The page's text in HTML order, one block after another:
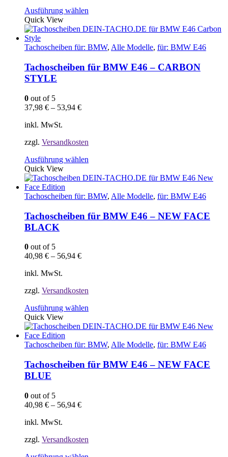
Ausführung wählen
weist
Varianten
Die
Optionen
Quick View
Tachoscheiben für: BMW, Alle Modelle, für: BMW E46
Tachoscheiben für BMW E46 – CARBON
STYLE
0 out of 5
37,98 € – 53,94 €
inkl. MwSt.
zzgl. Versandkosten
Ausführung wählen
weist
Varianten
Die
Optionen
Quick View
Tachoscheiben für: BMW, Alle Modelle, für: BMW E46
Tachoscheiben für BMW E46 – NEW FACE
BLACK
0 out of 5
40,98 € – 56,94 €
inkl. MwSt.
zzgl. Versandkosten
Ausführung wählen
weist
Varianten
Die
Optionen
Quick View
Tachoscheiben für: BMW, Alle Modelle, für: BMW E46
Tachoscheiben für BMW E46 – NEW FACE
BLUE
0 out of 5
40,98 € – 56,94 €
inkl. MwSt.
zzgl. Versandkosten